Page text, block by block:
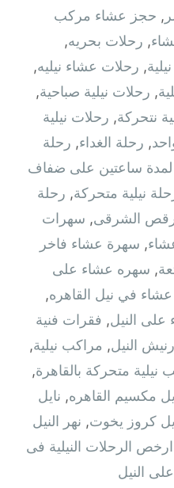
, حجز عشاء مركب
, رحلات بحريه,
, رحلات عشاء نيليه,
, رحلات نيلية صباحية,
نتحركة, رحلات نيلية
, رحلة الغداء, رحلة
لمدة ساعتين على ضفاف
نيلية متحركة, رحلة
الشرقى, سهرات
, سهرة عشاء فاخر
, سهره عشاء على
في نيل القاهره‏,
على النيل, فقرات فنية
النيل, مراكب نيلية,
نيلية متحركة بالقاهرة,
مكسيم القاهره, نايل
كروز يخوت, نهر النيل
الرحلات النيلية فى
النيل